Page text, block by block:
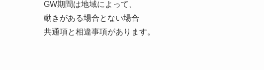
GW期間は地域によって、
動きがある場合とない場合
共通項と相違事項があります。